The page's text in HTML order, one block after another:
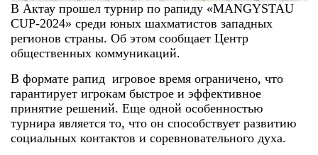
В Актау прошел турнир по рапиду «MANGYSTAU
CUP-2024» среди юных шахматистов западных
регионов страны. Об этом сообщает Центр
общественных коммуникаций.
В формате рапид игровое время ограничено, что
гарантирует игрокам быстрое и эффективное
принятие решений. Еще одной особенностью
турнира является то, что он способствует развитию
социальных контактов и соревновательного духа.